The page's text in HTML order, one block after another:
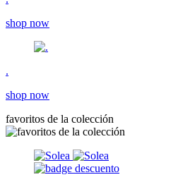
shop now
.
shop now
favoritos de la colección